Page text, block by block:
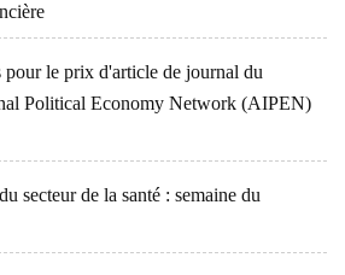
pour le prix d'article de journal du
Political Economy Network (AIPEN)
secteur de la santé : semaine du